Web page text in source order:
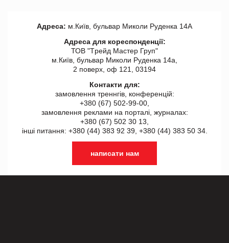
Адреса: м.Київ, бульвар Миколи Руденка 14А
Адреса для кореспонденції:
ТОВ "Tрейд Мастер Груп"
м.Київ, бульвар Миколи Руденка 14а,
2 поверх, оф 121, 03194
Контакти для:
замовлення треннгів, конференцій:
+380 (67) 502-99-00,
замовлення реклами на порталі, журналах:
+380 (67) 502 30 13,
інші питання: +380 (44) 383 92 39, +380 (44) 383 50 34.
написати нам